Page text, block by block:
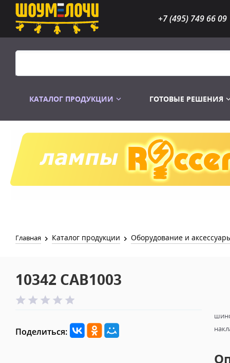
+7 (495) 749 66 09
КАТАЛОГ ПРОДУКЦИИ
Распродажа Лампы
ГОТОВЫЕ РЕШЕНИЯ
Главная Каталог продукции Оборудование и
10342 CAB1003
Поделиться: